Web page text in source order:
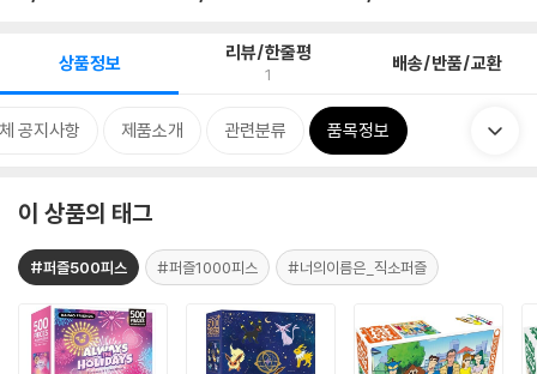
상품정보 리뷰/한줄평
1 배송/반품/교환
공지사항 제품소개 관련분류 품목정보
이 상품의 태그
#퍼즐500피스 #퍼즐1000피스 #너의이름은_직소퍼즐